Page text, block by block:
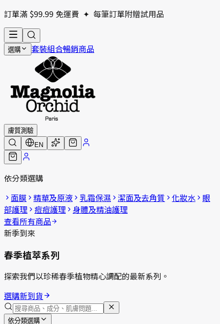
訂單滿 $99.99 免運費 ✦ 每筆訂單附贈試用品
選購 套裝組合暢銷商品
膚質測驗
EN
依分類選購
面膜 精華及原液 乳霜保濕 潔面及去角質 化妝水
眼
部護理 痘痘護理 身體及精油護理
查看所有商品
新季到來
春季植萃系列
探索我們以珍稀春季植物精心調配的最新系列。
選購新到貨
依分類選購